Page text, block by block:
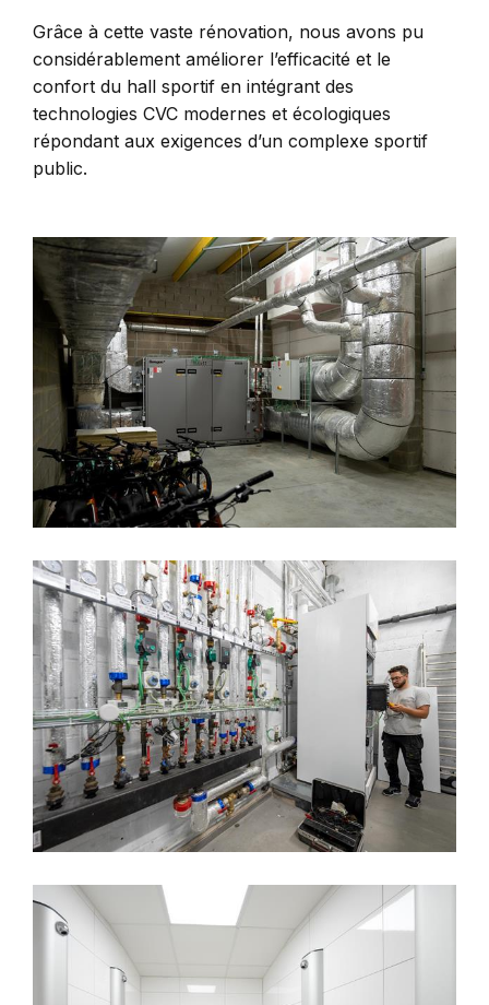
Grâce à cette vaste rénovation, nous avons pu
considérablement améliorer l’efficacité et le
confort du hall sportif en intégrant des
technologies CVC modernes et écologiques
répondant aux exigences d’un complexe sportif
public.